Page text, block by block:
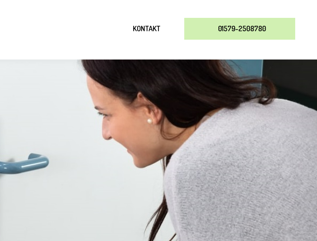
KONTAKT 01579-2508780